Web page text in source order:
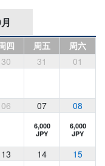
四 周五
周六
30 31 01
06 07 08
6,000
JPY
6,000
JPY
13 14 15